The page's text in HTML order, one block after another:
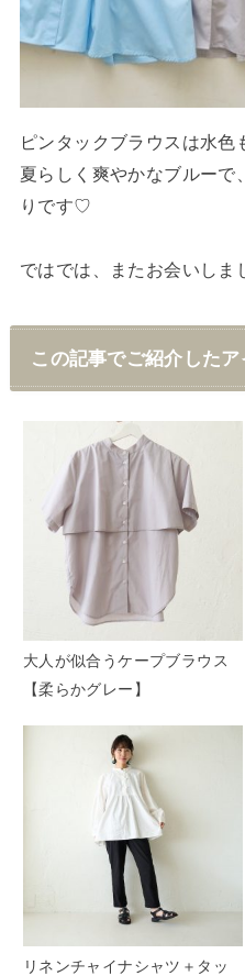
ピンタックブラウスは水色
夏らしく爽やかなブルーで
りです♡
ではでは、またお会いしま
この記事でご紹介したア
大人が似合うケープブラウス
【柔らかグレー】
リネンチャイナシャツ＋タッ